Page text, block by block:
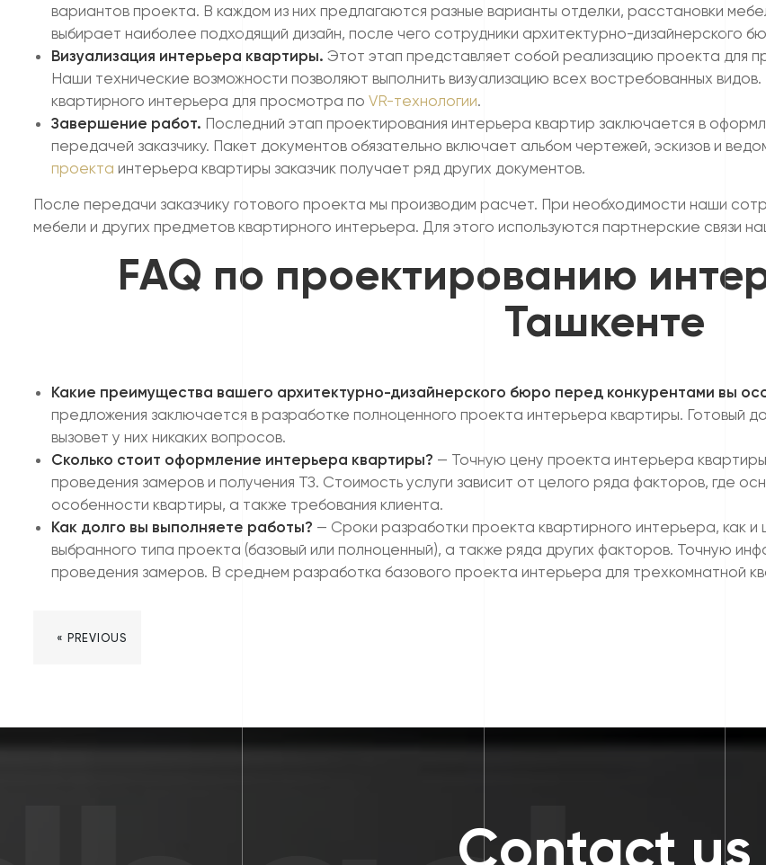
вариантов проекта. В каждом из них предлагаются разные варианты отделки, расстановки
выбирает наиболее подходящий дизайн, после чего сотрудники архитектурно-дизайнерского
Визуализация интерьера квартиры. Этот этап представляет собой реализацию проекта для
Наши технические возможности позволяют выполнить визуализацию всех востребованных
квартирного интерьера для просмотра по VR-технологии.
Завершение работ. Последний этап проектирования интерьера квартир заключается в
передачей заказчику. Пакет документов обязательно включает альбом чертежей, эскизов и
проекта интерьера квартиры заказчик получает ряд других документов.
После передачи заказчику готового проекта мы производим расчет. При необходимости наши
мебели и других предметов квартирного интерьера. Для этого используются партнерские связи
FAQ по проектированию
Ташкенте
Какие преимущества вашего архитектурно-дизайнерского бюро перед конкурентами вы
предложения заключается в разработке полноценного проекта интерьера квартиры. Готовый
вызовет у них никаких вопросов.
Сколько стоит оформление интерьера квартиры? — Точную цену проекта интерьера
проведения замеров и получения ТЗ. Стоимость услуги зависит от целого ряда факторов, где
особенности квартиры, а также требования клиента.
Как долго вы выполняете работы? — Сроки разработки проекта квартирного интерьера, как
выбранного типа проекта (базовый или полноценный), а также ряда других факторов. Точную
проведения замеров. В среднем разработка базового проекта интерьера для трехкомнатной
« PREVIOUS
Contact us